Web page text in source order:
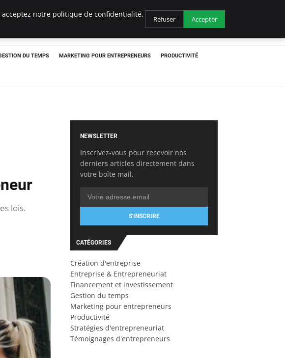
DU TEMPS MARKETING POUR ENTREPRENEURS PRODUCTIVITÉ
lois.
NEWSLETTER
Inscrivez-vous pour recevoir nos
derniers articles directement dans
votre boîte mail.
S'INSCRIRE
CATÉGORIES
Création d'entreprise
Entreprise & Entrepreneuriat
Financement et investissement
Gestion du temps
Marketing pour entrepreneurs
Productivité
Stratégies d'entrepreneuriat
Témoignages d'entrepreneurs
notre politique de confidentialité.
Refuser Accepter